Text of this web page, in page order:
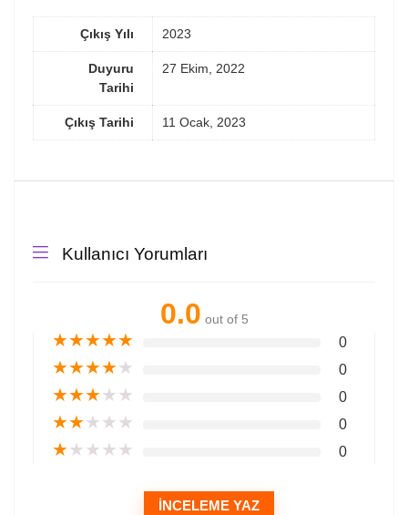
Çıkış Yılı 2023
Duyuru
Tarihi
27 Ekim, 2022
Çıkış Tarihi 11 Ocak, 2023
Kullanıcı Yorumları
0.0 out of 5
★★★★★ 0
★★★★★ 0
★★★★★ 0
★★★★★ 0
★★★★★ 0
İNCELEME YAZ